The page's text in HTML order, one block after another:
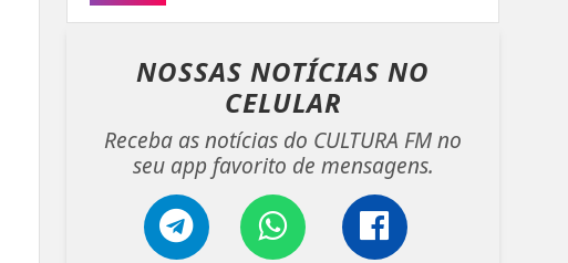
NOSSAS NOTÍCIASNO
CELULAR
Receba as notícias do CULTURA FM no
seu app favorito de mensagens.